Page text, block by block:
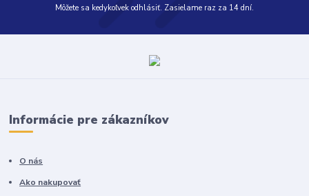
Môžete sa kedykoľvek odhlásiť. Zasielame raz za 14 dní.
Informácie pre zákazníkov
O nás
Ako nakupovať